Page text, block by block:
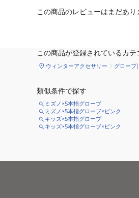
この商品のレビューはまだあり
この商品が登録されているカテ
ウィンターアクセサリー グローブ
類似条件で探す
ミズノ×5本指グローブ
ミズノ×5本指グローブ×ピンク
キッズ×5本指グローブ
キッズ×5本指グローブ×ピンク